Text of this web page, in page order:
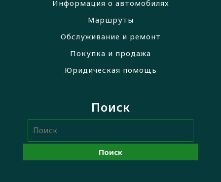
Информация о автомобилях
Маршруты
Обслуживание и ремонт
Покупка и продажа
Юридическая помощь
Поиск